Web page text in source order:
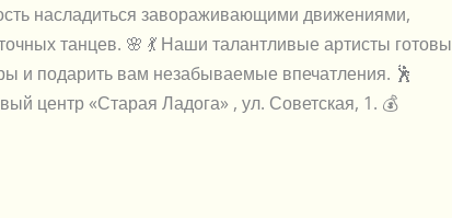
насладиться завораживающими движениями,
танцев. 🌸 💃 Наши талантливые артисты готовы
и подарить вам незабываемые впечатления. 🕺
центр «Старая Ладога» , ул. Советская, 1. 💰